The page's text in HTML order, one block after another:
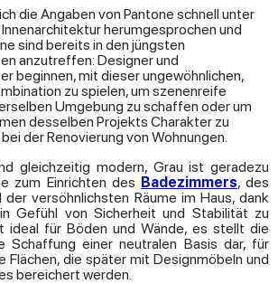
die Angaben von Pantone schnell unter
herumgesprochen und
sind bereits in den jüngsten
anzutreffen: Designer und
beginnen, mit dieser ungewöhnlichen,
zu spielen, um szenenreife
Umgebung zu schaffen oder um
desselben Projekts Charakter zu
der Renovierung von Wohnungen.
gleichzeitig modern, Grau ist geradezu
zum Einrichten des Badezimmers, des
versöhnlichsten Räume im Haus, dank
Gefühl von Sicherheit und Stabilität zu
ideal für Böden und Wände, es stellt die
Schaffung einer neutralen Basis dar, für
Flächen, die später mit Designmöbeln und
bereichert werden.